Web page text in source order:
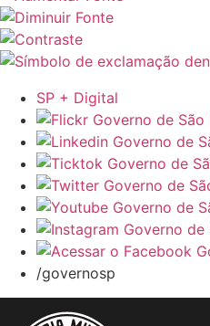
SP + Digital
/governosp